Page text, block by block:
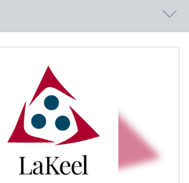
ロサービスの実用化に取り組み、高
イユーザビリティなシステム開発を実現
のデジタルトランスフォーメーションを
もに、今後は、aPaas型プラットフォー
な機能を提供するビジネスアプリケーシ
していきます。
イクロサービスアーキテクチャによるア
開発しています。
ィなアプリケーションをエンジニアが高
のなかで改良していく。
ケーションをパーツとして組み合わせる
円〜1001万円
～735,000円
定残業手当（30時間分/78,000円～
みます。
手当を上回る場合は追加支給します。
どを考慮のうえ当社規定により決定しま